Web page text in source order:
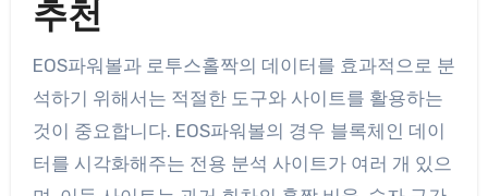
추천
EOS파워볼과 로투스홀짝의 데이터를 효과적으로 분
석하기 위해서는 적절한 도구와 사이트를 활용하는
것이 중요합니다. EOS파워볼의 경우 블록체인 데이
터를 시각화해주는 전용 분석 사이트가 여러 개 있으